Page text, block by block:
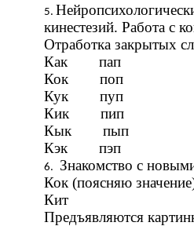
кинестезий. Работа с
Отработка закрытых
Как пап
Кок поп
Кук пуп
Кик пип
Кык пып
Кэк пэп
Знакомство с
Кок (поясняю
Кит
Предъявляются